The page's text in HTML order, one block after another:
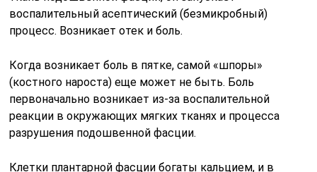
воспалительный асептический (безмикробный)
процесс. Возникает отек и боль.
Когда возникает боль в пятке, самой «шпоры»
(костного нароста) еще может не быть. Боль
первоначально возникает из-за воспалительной
реакции в окружающих мягких тканях и процесса
разрушения подошвенной фасции.
Клетки плантарной фасции богаты кальцием, и в